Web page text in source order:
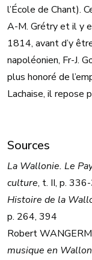
l’École de Chant).
A-M. Grétry et il y
1814, avant d’y
napoléonien, Fr-J.
plus honoré de
Lachaise, il repose
Sources
La Wallonie. Le
culture, t. II, p.
Histoire de la
p. 264, 394
Robert
musique en